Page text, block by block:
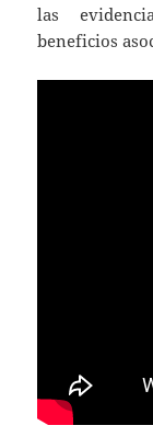
las
beneficios